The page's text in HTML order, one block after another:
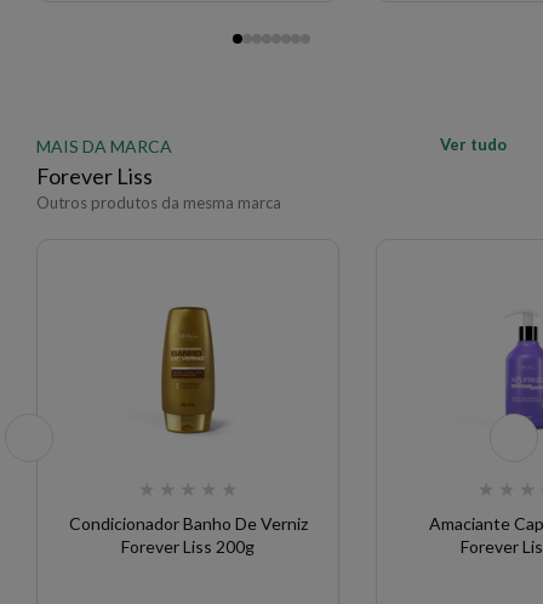
MAIS DA MARCA
Forever Liss
Outros produtos da mesma marca
Ver tudo
★ ★ ★ ★ ★
Condicionador Banho De Verniz
Forever Liss 200g
★ ★ ★
Amaciante
Forever